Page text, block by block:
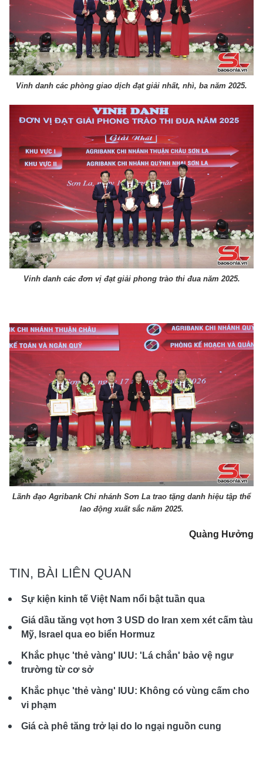
Vinh danh các phòng giao dịch đạt giải nhất, nhì, ba năm 2025.
Vinh danh các đơn vị đạt giải phong trào thi đua năm 2025.
Lãnh đạo Agribank Chi nhánh Sơn La trao tặng danh hiệu tập thể
lao động xuất sắc năm 2025.
Quàng Hưởng
TIN, BÀI LIÊN QUAN
Sự kiện kinh tế Việt Nam nổi bật tuần qua
Giá dầu tăng vọt hơn 3 USD do Iran xem xét cấm tàu
Mỹ, Israel qua eo biển Hormuz
Khắc phục 'thẻ vàng' IUU: 'Lá chắn' bảo vệ ngư
trường từ cơ sở
Khắc phục 'thẻ vàng' IUU: Không có vùng cấm cho
vi phạm
Giá cà phê tăng trở lại do lo ngại nguồn cung